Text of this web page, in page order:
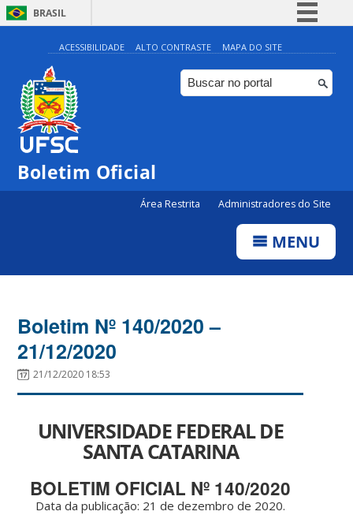
BRASIL
Simplifique!
Comunica BR
Participe
ACESSIBILIDADE ALTO CONTRASTE MAPA DO SITE
Boletim Oficial
Área Restrita Administradores do Site
MENU
Boletim Nº 140/2020 –
21/12/2020
21/12/2020 18:53
UNIVERSIDADE FEDERAL DE
SANTA CATARINA
BOLETIM OFICIAL Nº 140/2020
Data da publicação: 21 de dezembro de 2020.